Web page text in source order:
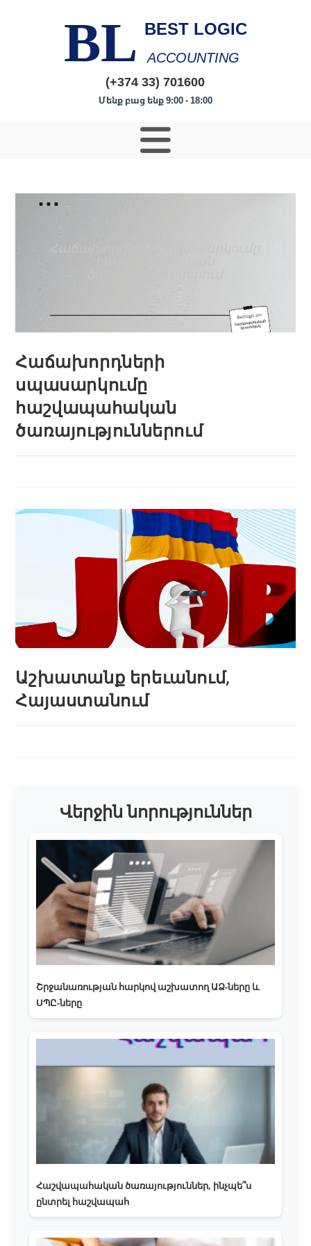
BL BEST LOGIC
ACCOUNTING
(+374 33) 701600
Մենք բաց ենք 9:00 - 18:00
Հաճախորդների
սպասարկումը
հաշվապահական
ծառայություններում
Աշխատանք երեւանում,
Հայաստանում
Վերջին նորություններ
Շրջանառության հարկով աշխատող ԱՁ-ները և
ՍՊԸ-ները
Հաշվապահական ծառայություններ, ինչպե՞ս
ընտրել հաշվապահ